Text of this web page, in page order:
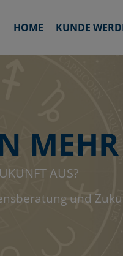
HOME KUNDE
MEHR
AUS?
und